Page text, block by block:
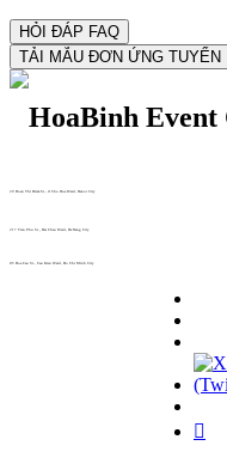
29 Doan Thi Diem St., O Cho Dua Ward, Hanoi City
217 Tran Phu St., Hai Chau Ward, Da Nang City
05 Hoa Cau St., Cau Kieu Ward, Ho Chi Minh City